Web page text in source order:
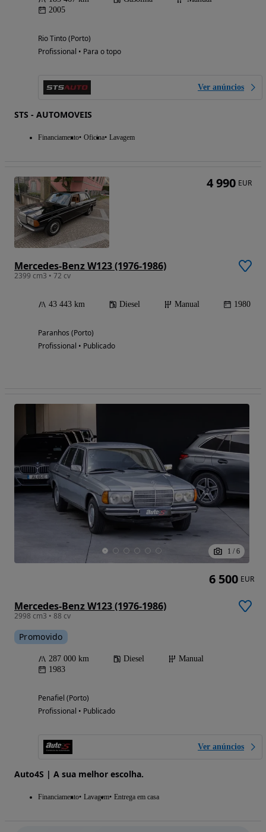
2005
Rio Tinto (Porto)
Profissional • Para o topo
Ver anúncios
STS - AUTOMOVEIS
Financiamento Oficina Lavagem
Mercedes-Benz W123 (1976-1986)
2399 cm3 • 72 cv
43 443 km Diesel Manual 1980
Paranhos (Porto)
Profissional • Publicado
4 990 EUR
1 / 6
Mercedes-Benz W123 (1976-1986)
2998 cm3 • 88 cv
Promovido
287 000 km Diesel
Manual
1983
Penafiel (Porto)
Profissional • Publicado
Ver anúncios
Auto4S | A sua melhor escolha.
Financiamento Lavagem Entrega em casa
6 500 EUR